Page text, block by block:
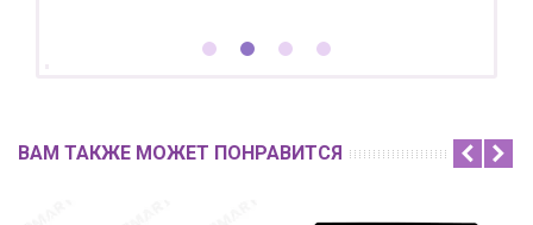
ВАМ ТАКЖЕ МОЖЕТ ПОНРАВИТСЯ